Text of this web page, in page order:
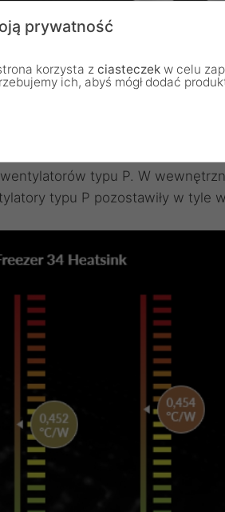
silnika i nowo
typu P. W
typu P pozostawiły w tyle
prywatność
korzysta z ciasteczek w celu
ich, abyś mógł dodać